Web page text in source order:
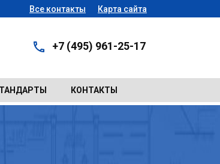
Все контакты Карта сайта
+7 (495) 961-25-17
КОНТАКТЫ